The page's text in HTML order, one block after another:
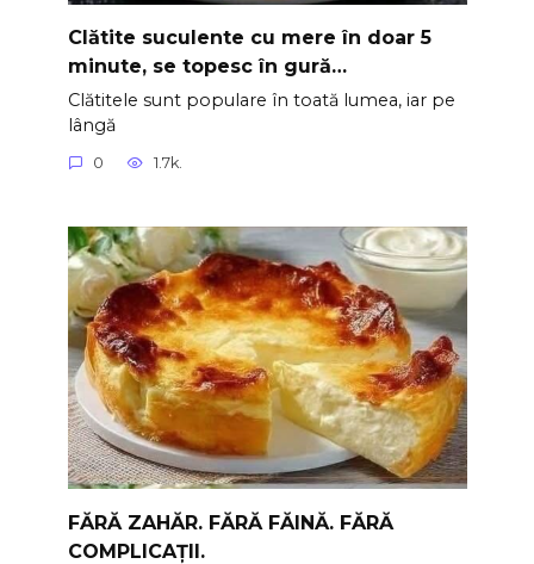
Clătite suculente cu mere în doar 5
minute, se topesc în gură…
Clătitele sunt populare în toată lumea, iar pe
lângă
0 1.7k.
FĂRĂ ZAHĂR. FĂRĂ FĂINĂ. FĂRĂ
COMPLICAȚII.